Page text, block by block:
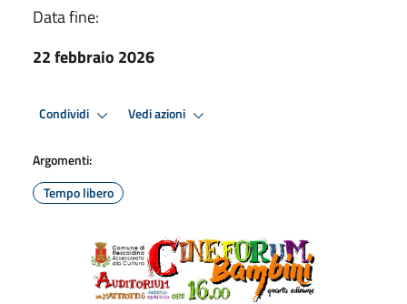
Data fine:
22 febbraio 2026
Condividi Vedi azioni
Argomenti:
Tempo libero